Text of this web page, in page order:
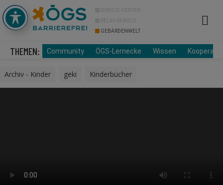
SERVICE-CENTER
RELAY-SERVICE
GEBÄRDENWELT
THEMEN: Community ÖGS-Lernecke Wissen
Archiv - Kinder geki Kinderbücher